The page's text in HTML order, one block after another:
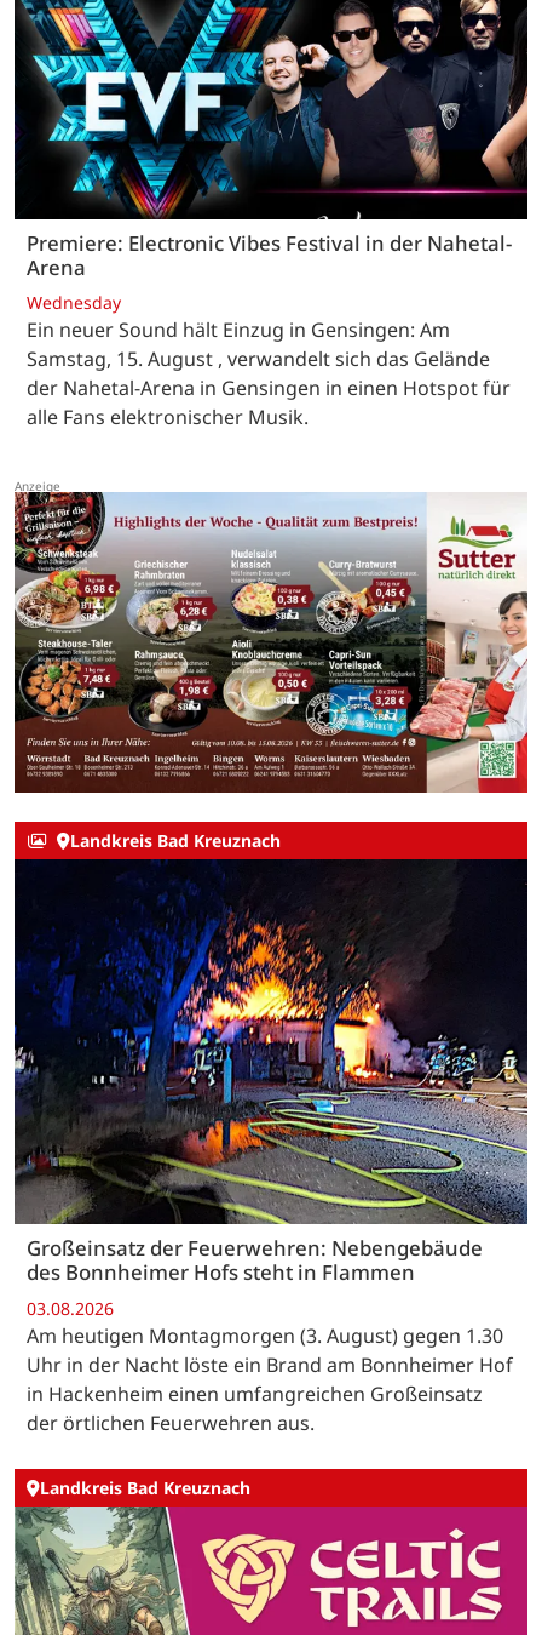
Premiere: Electronic Vibes Festival in der Nahetal-
Arena
Wednesday
Ein neuer Sound hält Einzug in Gensingen: Am
Samstag, 15. August , verwandelt sich das Gelände
der Nahetal-Arena in Gensingen in einen Hotspot für
alle Fans elektronischer Musik.
Landkreis Bad Kreuznach
Großeinsatz der Feuerwehren: Nebengebäude
des Bonnheimer Hofs steht in Flammen
03.08.2026
Am heutigen Montagmorgen (3. August) gegen 1.30
Uhr in der Nacht löste ein Brand am Bonnheimer Hof
in Hackenheim einen umfangreichen Großeinsatz
der örtlichen Feuerwehren aus.
Landkreis Bad Kreuznach